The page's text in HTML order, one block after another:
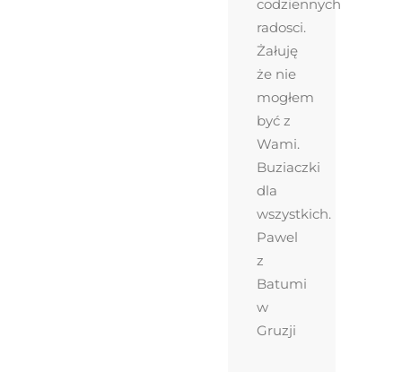
codziennych
radosci.
Żałuję
że nie
mogłem
być z
Wami.
Buziaczki
dla
wszystkich.
Pawel
z
Batumi
w
Gruzji